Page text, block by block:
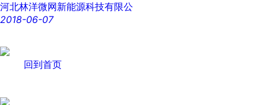
河北林洋微网新能源科技有限公
2018-06-07
回到首页